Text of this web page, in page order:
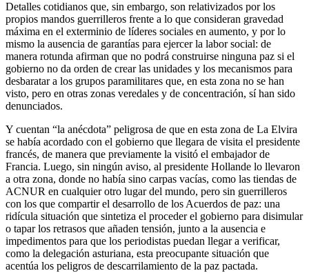
Detalles cotidianos que, sin embargo, son relativizados por los
propios mandos guerrilleros frente a lo que consideran gravedad
máxima en el exterminio de líderes sociales en aumento, y por lo
mismo la ausencia de garantías para ejercer la labor social: de
manera rotunda afirman que no podrá construirse ninguna paz si el
gobierno no da orden de crear las unidades y los mecanismos para
desbaratar a los grupos paramilitares que, en esta zona no se han
visto, pero en otras zonas veredales y de concentración, sí han sido
denunciados.
Y cuentan “la anécdota” peligrosa de que en esta zona de La Elvira
se había acordado con el gobierno que llegara de visita el presidente
francés, de manera que previamente la visitó el embajador de
Francia. Luego, sin ningún aviso, al presidente Hollande lo llevaron
a otra zona, donde no había sino carpas vacías, como las tiendas de
ACNUR en cualquier otro lugar del mundo, pero sin guerrilleros
con los que compartir el desarrollo de los Acuerdos de paz: una
ridícula situación que sintetiza el proceder el gobierno para disimular
o tapar los retrasos que añaden tensión, junto a la ausencia e
impedimentos para que los periodistas puedan llegar a verificar,
como la delegación asturiana, esta preocupante situación que
acentúa los peligros de descarrilamiento de la paz pactada.